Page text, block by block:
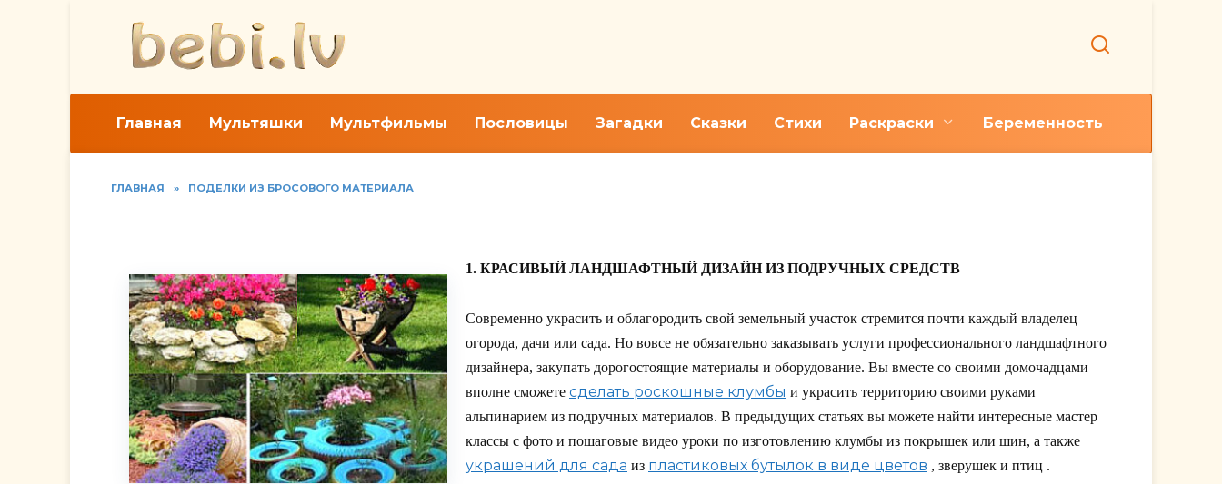
Главная Мультяшки Мультфильмы Пословицы Загадки Сказки Стихи Раскраски Беременность
ГЛАВНАЯ » ПОДЕЛКИ ИЗ БРОСОВОГО МАТЕРИАЛА
1. КРАСИВЫЙ ЛАНДШАФТНЫЙ ДИЗАЙН ИЗ ПОДРУЧНЫХ СРЕДСТВ
Современно украсить и облагородить свой земельный участок стремится почти каждый владелец
огорода, дачи или сада. Но вовсе не обязательно заказывать услуги профессионального ландшафтного
дизайнера, закупать дорогостоящие материалы и оборудование. Вы вместе со своими домочадцами
вполне сможете сделать роскошные клумбы и украсить территорию своими руками
альпинарием из подручных материалов. В предыдущих статьях вы можете найти интересные мастер
классы с фото и пошаговые видео уроки по изготовлению клумбы из покрышек или шин, а также
украшений для сада из пластиковых бутылок в виде цветов , зверушек и птиц .